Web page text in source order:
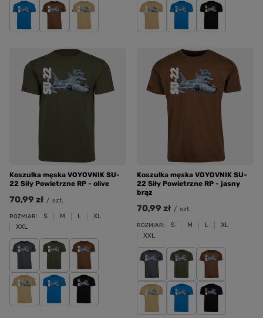
Koszulka męska VOYOVNIK SU-
22 Siły Powietrzne RP - olive
70,99 zł / szt.
ROZMIAR: S M L
XL
XXL
Koszulka męska VOYOVNIK SU-
22 Siły Powietrzne RP - jasny
brąz
70,99 zł / szt.
ROZMIAR: S M L
XL
XXL